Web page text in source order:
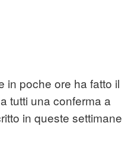
in poche ore ha fatto il
tutti una conferma a
in queste settimane